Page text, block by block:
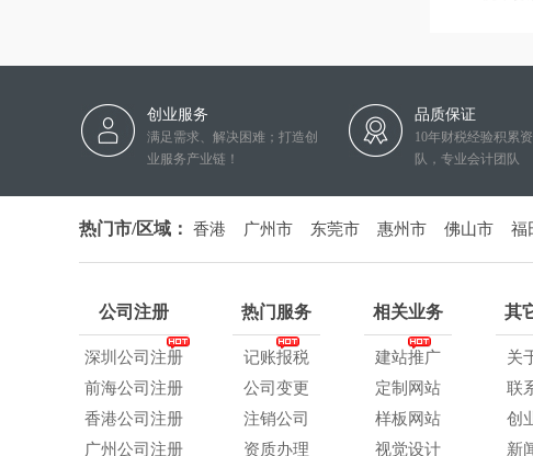
创业服务
满足需求、解决困难；打造创
业服务产业链！
品质保证
10年财税经验积累
队，专业会计团队
热门市/区域： 香港 广州市 东莞市 惠州市 佛山市 福
公司注册
深圳公司注册
前海公司注册
香港公司注册
广州公司注册
热门服务
记账报税
公司变更
注销公司
资质办理
相关业务
建站推广
定制网站
样板网站
视觉设计
其
关
联
创
新